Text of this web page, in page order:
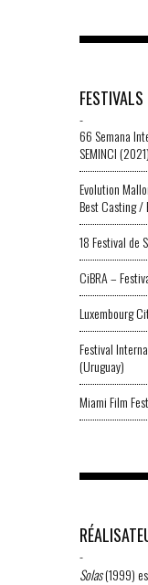
FESTIVALS
-
66 Semana
SEMINCI (2021)
Evolution
Best Casting /
18 Festival de
CiBRA –
Luxembourg
Festival
(Uruguay)
Miami Film
-
Solas(1999)